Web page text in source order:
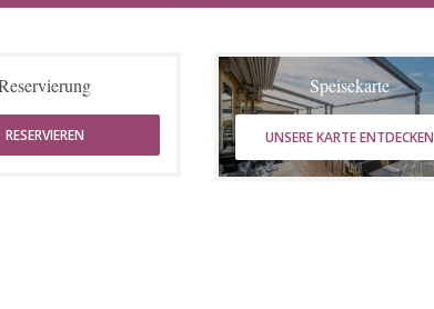
RESERVIEREN
Speisekarte
UNSERE KARTE ENTDECKEN